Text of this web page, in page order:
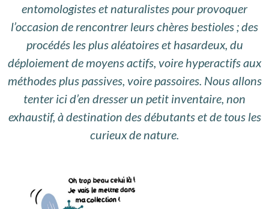
entomologistes et naturalistes pour provoquer
l’occasion de rencontrer leurs chères bestioles ; des
procédés les plus aléatoires et hasardeux, du
déploiement de moyens actifs, voire hyperactifs aux
méthodes plus passives, voire passoires. Nous allons
tenter ici d’en dresser un petit inventaire, non
exhaustif, à destination des débutants et de tous les
curieux de nature.